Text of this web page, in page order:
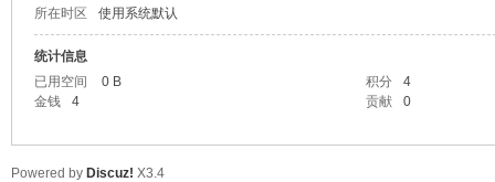
所在时区
使用系统默认
统计信息
已用空间
0 B 积分
4
金钱
4 贡献 0
Powered by Discuz! X3.4